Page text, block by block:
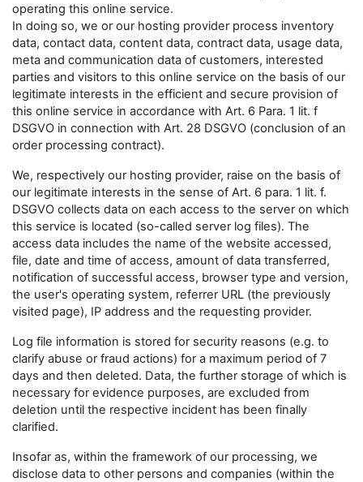
operating this online service.
In doing so, we or our hosting provider process inventory
data, contact data, content data, contract data, usage data,
meta and communication data of customers, interested
parties and visitors to this online service on the basis of our
legitimate interests in the efficient and secure provision of
this online service in accordance with Art. 6 Para. 1 lit. f
DSGVO in connection with Art. 28 DSGVO (conclusion of an
order processing contract).
We, respectively our hosting provider, raise on the basis of
our legitimate interests in the sense of Art. 6 para. 1 lit. f.
DSGVO collects data on each access to the server on which
this service is located (so-called server log files). The
access data includes the name of the website accessed,
file, date and time of access, amount of data transferred,
notification of successful access, browser type and version,
the user's operating system, referrer URL (the previously
visited page), IP address and the requesting provider.
Log file information is stored for security reasons (e.g. to
clarify abuse or fraud actions) for a maximum period of 7
days and then deleted. Data, the further storage of which is
necessary for evidence purposes, are excluded from
deletion until the respective incident has been finally
clarified.
Insofar as, within the framework of our processing, we
disclose data to other persons and companies (within the